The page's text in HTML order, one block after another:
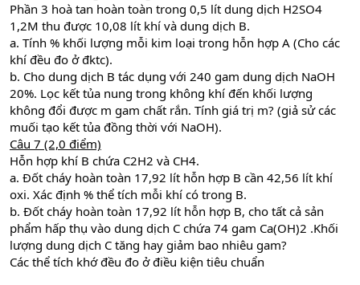
Phần 3 hoà tan hoàn toàn trong 0,5 lít dung dịch H2SO4
1,2M thu được 10,08 lít khí và dung dịch B.
a. Tính % khối lượng mỗi kim loại trong hỗn hợp A (Cho các
khí đều đo ở đktc).
b. Cho dung dịch B tác dụng với 240 gam dung dịch NaOH
20%. Lọc kết tủa nung trong không khí đến khối lượng
không đổi được m gam chất rắn. Tính giá trị m? (giả sử các
muối tạo kết tủa đồng thời với NaOH).
Câu 7 (2,0 điểm)
Hỗn hợp khí B chứa C2H2 và CH4.
a. Đốt cháy hoàn toàn 17,92 lít hỗn hợp B cần 42,56 lít khí
oxi. Xác định % thể tích mỗi khí có trong B.
b. Đốt cháy hoàn toàn 17,92 lít hỗn hợp B, cho tất cả sản
phẩm hấp thụ vào dung dịch C chứa 74 gam Ca(OH)2 .Khối
lượng dung dịch C tăng hay giảm bao nhiêu gam?
Các thể tích khớ đều đo ở điều kiện tiêu chuẩn